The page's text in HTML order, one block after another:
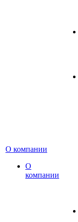
О компании
О
компании